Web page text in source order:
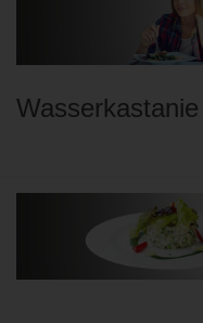
Wasserkastanie